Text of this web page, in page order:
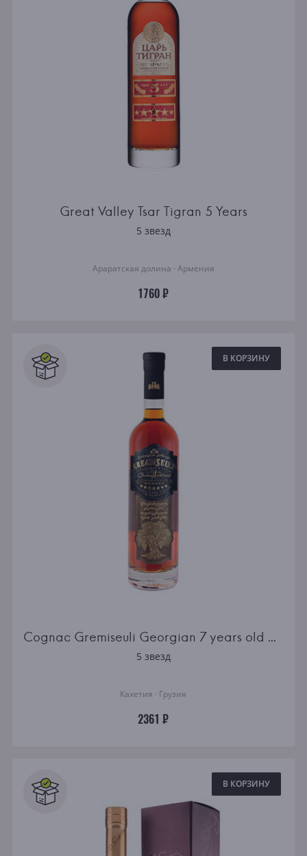
Great Valley Tsar Tigran 5 Years
5 звезд
Араратская долина · Армения
1760 ₽
В КОРЗИНУ
Cognac Gremiseuli Georgian 7 years old 0.5l
5 звезд
Кахетия · Грузия
2361 ₽
В КОРЗИНУ